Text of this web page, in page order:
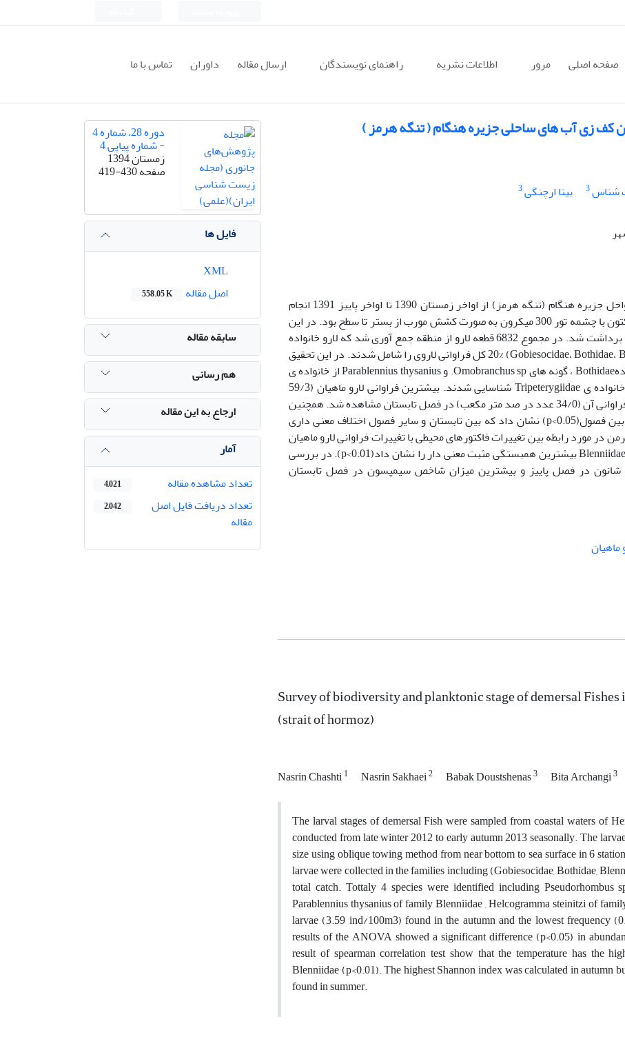
صفحه اصلی مرور اطلاعات نشریه راهنمای نویسندگان ارسال مقاله داوران تماس با ما
کف زی آب های ساحلی جزیره هنگام ( تنگه هرمز )
شناس3 بیتا ارچنگی3
نمونه برداری مراحل لاروی ماهیان کف زی از سواحل جزیره هنگام (تنگه هرمز) از اواخر زمستان 1390 تا اواخر پاییز 1391 انجام
گردید. روش نمونه برداری با استفاده از تور پلانکتون با چشمه تور 300 میکرون به صورت کشش مورب از بستر تا سطح بود. در این
منطقه 6 ایستگاه انتخاب و از هر ایستگاه 3 نمونه برداشت شد. در مجموع 6832 قطعه لارو از منطقه جمع آوری شد که لارو خانواده
های ماهیان(Gobiesocidae، Bothidae، Blenniidae، Tripeterygiidae،Soleidae) 20% کل فراوانی لاروی را شامل شدند. در این تحقیق
4 گونه شامل گونه یPseudorhombus sp. از خانوادهBothidae ، گونه های Omobranchus sp. و Parablennius thysanius از خانواده ی
Blenniidae و گونه ی Helcogramma steinitzi از خانواده ی Tripeterygiidae شناسایی شدند. بیشترین فراوانی لارو ماهیان (59/3
عدد در صد متر مکعب) در فصل پاییز و کمترین فراوانی آن (34/0 عدد در صد متر مکعب) در فصل تابستان مشاهده شد. همچنین
نتایج حاصل از آنالیز واریانس یک طرفه فراوانی بین فصول(p<0.05) نشان داد که بین تابستان و سایر فصول اختلاف معنی داری
مورد رابطه بین تغییرات فاکتورهای محیطی با تغییرات فراوانی لارو ماهیان
نشان داد که تغییرات دما و فراوانی لارو خانواده Blenniidae بیشترین همبستگی مثبت معنی دار را نشان داد(p<0.01). در بررسی
در فصل پاییز و بیشترین میزان شاخص سیمپسون در فصل تابستان
ماهیان
Survey of biodiversity and planktonic stage of demersal
(strait of hormoz)
Nasrin Chashti1 Nasrin Sakhaei2 Babak Doustshenas3 Bita Archangi3
The larval stages of demersal Fish were sampled from coastal waters of
conducted from late winter 2012 to early autumn 2013 seasonally. The
size using oblique towing method from near bottom to sea surface in 6
larvae were collected in the families including (Gobiesocidae, Bothidae,
total catch. Tottaly 4 species were identified including
Parablennius thysanius of family Blenniidae , Helcogramma steinitzi of
larvae (3.59 ind/100m3) found in the autumn and the lowest frequency
results of the ANOVA showed a significant difference (p<0.05) in
result of spearman correlation test show that the temperature has the
Blenniidae (p<0.01). The highest Shannon index was calculated in autumn
found in summer.
دوره 28، شماره 4
- شماره پیاپی 4
زمستان 1394
صفحه419-430
فایل ها
اصل مقاله
558.05 K
سابقه مقاله
هم رسانی
ارجاع به این مقاله
آمار
تعداد مشاهده مقاله
4,021
تعداد دریافت فایل اصل
مقاله
2,042